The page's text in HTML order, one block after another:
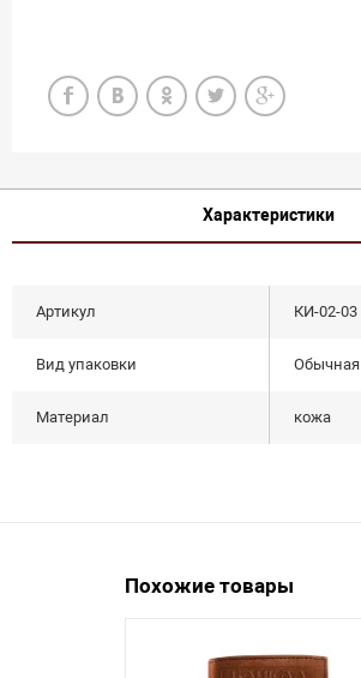
Характеристики
Артикул КИ-02-03
Вид упаковки Обычная
Материал кожа
Похожие товары